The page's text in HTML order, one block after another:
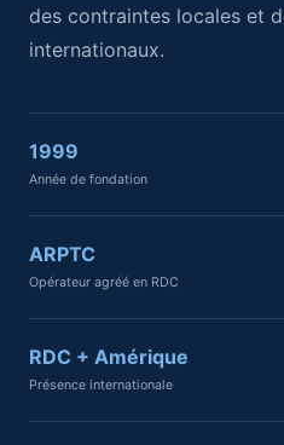
des contraintes locales et
internationaux.
1999
Année de fondation
ARPTC
Opérateur agréé en RDC
RDC + Amérique
Présence internationale